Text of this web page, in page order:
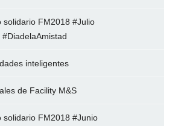
solidario FM2018 #Julio
inteligentes
de Facility M&S
solidario FM2018 #Junio